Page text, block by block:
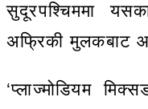
सुदूरपश्चिममा
अफ्रिकी मुलकबाट
‘प्लाज्मोडियम